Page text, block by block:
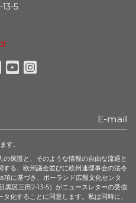
5
す。
保護と、そのような情報の自由な流通と
る、欧州議会並びに欧州連理事会の法令
に基づき、ポーランド広報文化センタ
区三田2-13-5）がニュースレターの受信
化することに同意します。私は同時に、